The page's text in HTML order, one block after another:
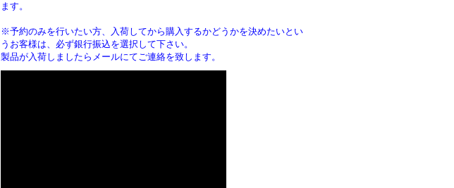
ます。
※予約のみを行いたい方、入荷してから購入するかどうかを決めたいとい
うお客様は、必ず銀行振込を選択して下さい。
製品が入荷しましたらメールにてご連絡を致します。